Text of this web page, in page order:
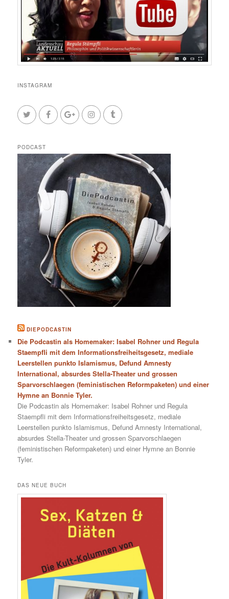
INSTAGRAM
PODCAST
DIEPODCASTIN
Die Podcastin als Homemaker: Isabel Rohner und Regula
Staempfli mit dem Informationsfreiheitsgesetz, mediale
Leerstellen punkto Islamismus, Defund Amnesty
International, absurdes Stella-Theater und grossen
Sparvorschlaegen (feministischen Reformpaketen) und einer
Hymne an Bonnie Tyler.
Die Podcastin als Homemaker: Isabel Rohner und Regula
Staempfli mit dem Informationsfreiheitsgesetz, mediale
Leerstellen punkto Islamismus, Defund Amnesty International,
absurdes Stella-Theater und grossen Sparvorschlaegen
(feministischen Reformpaketen) und einer Hymne an Bonnie
Tyler.
DAS NEUE BUCH